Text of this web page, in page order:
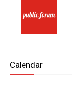
Calendar